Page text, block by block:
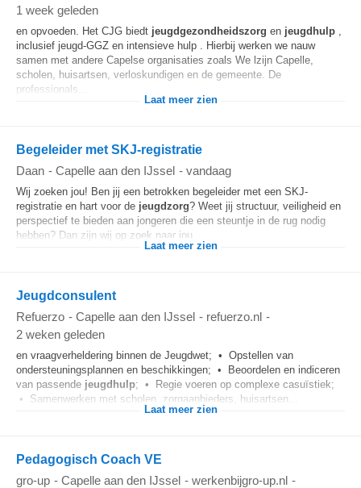
1 week geleden
en opvoeden. Het CJG biedt jeugdgezondheidszorg en jeugdhulp ,
inclusief jeugd-GGZ en intensieve hulp . Hierbij werken we nauw
samen met andere Capelse organisaties zoals We lzijn Capelle,
scholen, huisartsen, verloskundigen en de gemeente. De
professionals...
Laat meer zien
Begeleider met SKJ-registratie
Daan - Capelle aan den IJssel - vandaag
Wij zoeken jou! Ben jij een betrokken begeleider met een SKJ-
registratie en hart voor de jeugdzorg? Weet jij structuur, veiligheid en
perspectief te bieden aan jongeren die een steuntje in de rug nodig
hebben? Dan zijn wij op zoek naar jou...
Laat meer zien
Jeugdconsulent
Refuerzo - Capelle aan den IJssel - refuerzo.nl -
2 weken geleden
en vraagverheldering binnen de Jeugdwet; • Opstellen van
ondersteuningsplannen en beschikkingen; • Beoordelen en indiceren
van passende jeugdhulp; • Regie voeren op complexe casuïstiek;
• Samenwerken met scholen, zorgaanbieders, huisartsen...
Laat meer zien
Pedagogisch Coach VE
gro-up - Capelle aan den IJssel - werkenbijgro-up.nl -